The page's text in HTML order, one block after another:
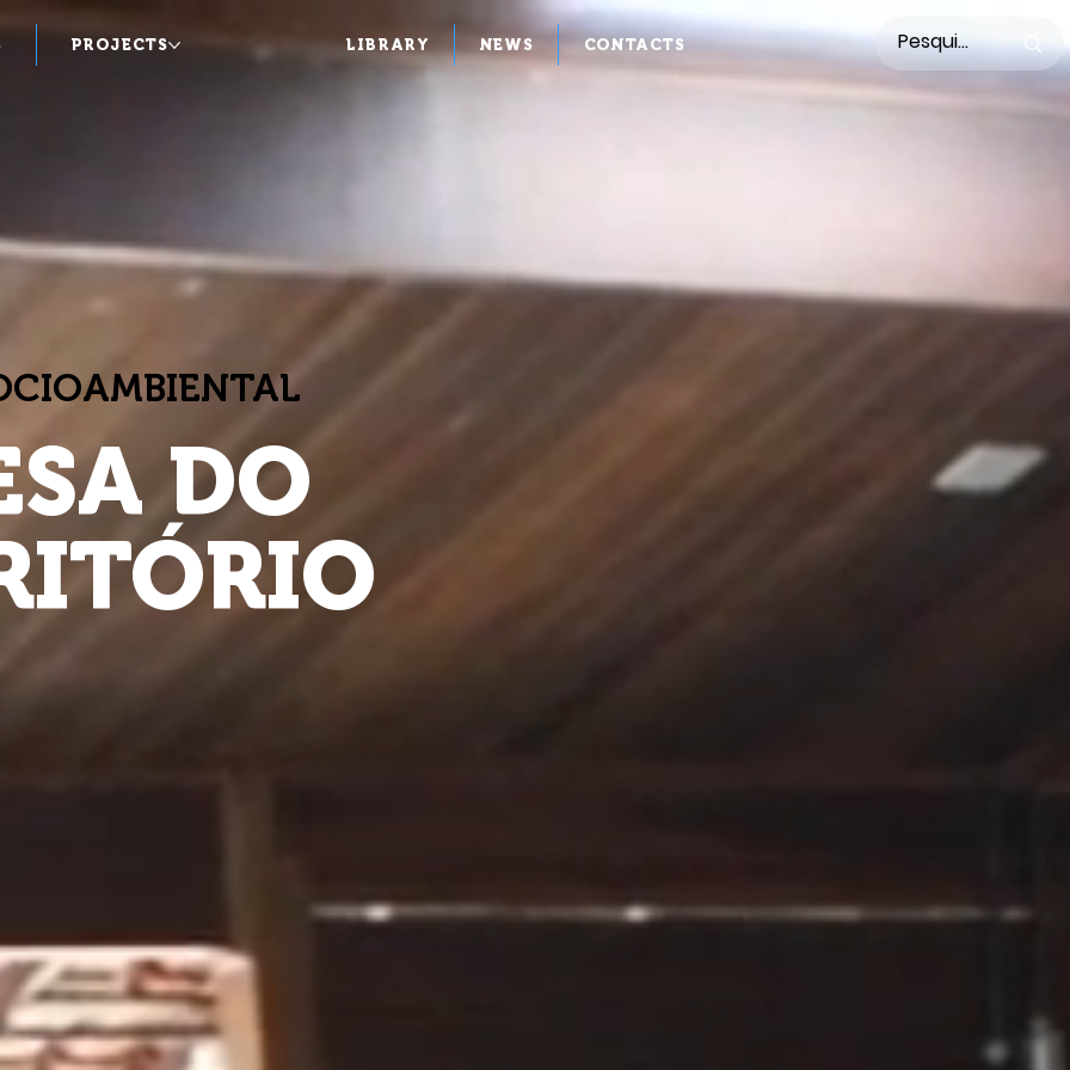
PROJECTS LIBRARY NEWS CONTACTS
DO